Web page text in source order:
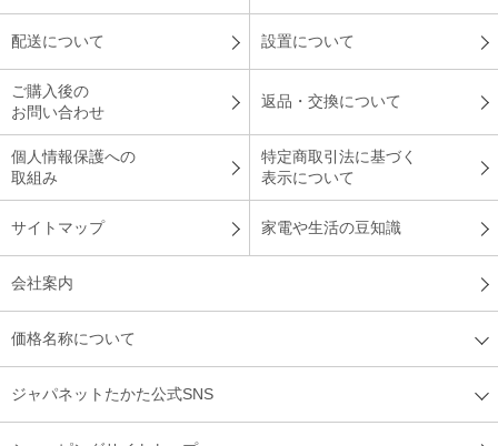
配送について 設置について
ご購入後の
お問い合わせ
返品・交換について
個人情報保護への
取組み
特定商取引法に基づく
表示について
サイトマップ 家電や生活の豆知識
会社案内
価格名称について
ジャパネットたかた公式SNS